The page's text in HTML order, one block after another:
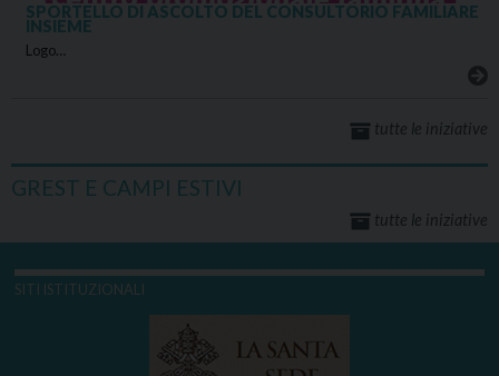
SPORTELLO DI ASCOLTO DEL CONSULTORIO FAMILIARE
INSIEME
Logo…
tutte le iniziative
GREST E CAMPI ESTIVI
tutte le iniziative
SITI ISTITUZIONALI